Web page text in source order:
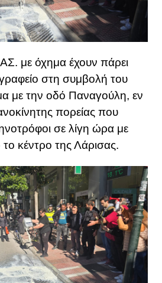
με όχημα έχουν πάρει
στη συμβολή του
με την οδό Παναγούλη, εν
πορείας που
σε λίγη ώρα με
κέντρο της Λάρισας.